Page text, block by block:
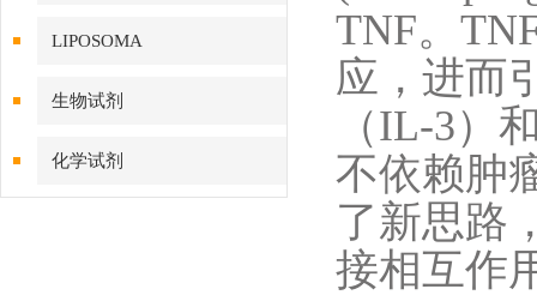
LIPOSOMA
生物试剂
化学试剂
TNF。
应，进而
（IL-3）
不依赖肿
了新思路
接相互作